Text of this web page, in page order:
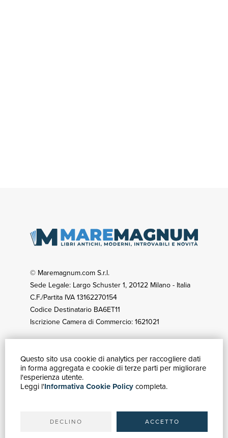
Questo sito usa cookie di analytics per raccogliere dati
in forma aggregata e cookie di terze parti per migliorare
l'esperienza utente.
Leggi l'Informativa Cookie Policycompleta.
DECLINO ACCETTO
© Maremagnum.com S.r.l.
Sede Legale: Largo Schuster 1, 20122 Milano - Italia
C.F./Partita IVA 13162270154
Codice Destinatario BA6ET11
Iscrizione Camera di Commercio: 1621021
GUIDA ACQUISTI
Catalogo
Ricerca avanzata
Spedizioni